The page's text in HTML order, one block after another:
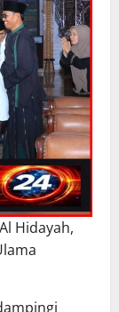
Hidayah,